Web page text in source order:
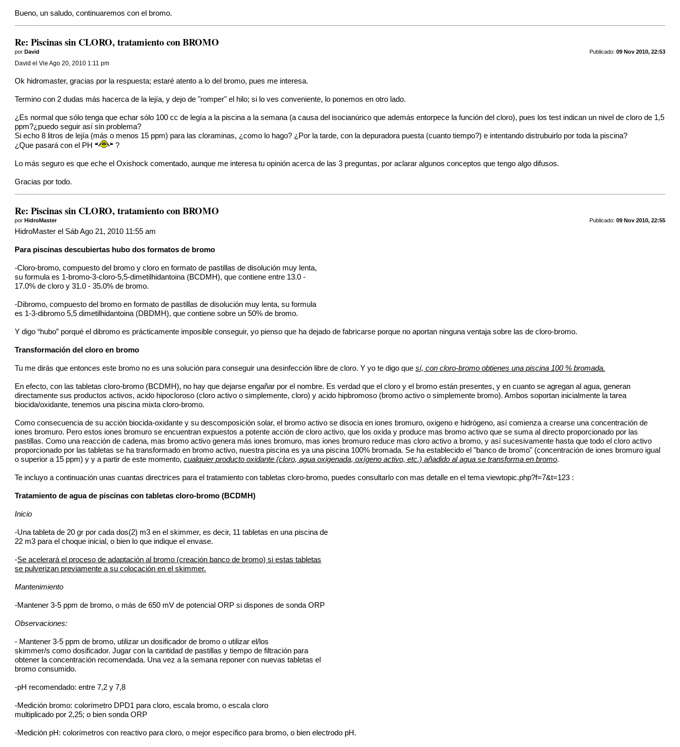
Bueno, un saludo, continuaremos con el bromo.
Re: Piscinas sin CLORO, tratamiento con BROMO
Publicado: 09 Nov 2010, 22:53
por David
David el Vie Ago 20, 2010 1:11 pm
Ok hidromaster, gracias por la respuesta; estaré atento a lo del bromo, pues me interesa.
Termino con 2 dudas más hacerca de la lejía, y dejo de "romper" el hilo; si lo ves conveniente, lo ponemos en otro lado.
¿Es normal que sólo tenga que echar sólo 100 cc de legía a la piscina a la semana (a causa del isocianúrico que además entorpece la función del cloro), pues los test indican un nivel de cloro de 1,5
ppm?¿puedo seguir así sin problema?
Si echo 8 litros de lejía (más o menos 15 ppm) para las cloraminas, ¿como lo hago? ¿Por la tarde, con la depuradora puesta (cuanto tiempo?) e intentando distrubuirlo por toda la piscina?
¿Que pasará con el PH
?
Lo más seguro es que eche el Oxishock comentado, aunque me interesa tu opinión acerca de las 3 preguntas, por aclarar algunos conceptos que tengo algo difusos.
Gracias por todo.
Re: Piscinas sin CLORO, tratamiento con BROMO
Publicado: 09 Nov 2010, 22:55
por HidroMaster
HidroMaster el Sáb Ago 21, 2010 11:55 am
Para piscinas descubiertas hubo dos formatos de bromo
-Cloro-bromo, compuesto del bromo y cloro en formato de pastillas de disolución muy lenta,
su formula es 1-bromo-3-cloro-5,5-dimetilhidantoina (BCDMH), que contiene entre 13.0 -
17.0% de cloro y 31.0 - 35.0% de bromo.
-Dibromo, compuesto del bromo en formato de pastillas de disolución muy lenta, su formula
es 1-3-dibromo 5,5 dimetilhidantoina (DBDMH), que contiene sobre un 50% de bromo.
Y digo “hubo” porqué el dibromo es prácticamente imposible conseguir, yo pienso que ha dejado de fabricarse porque no aportan ninguna ventaja sobre las de cloro-bromo.
Transformación del cloro en bromo
Tu me dirás que entonces este bromo no es una solución para conseguir una desinfección libre de cloro. Y yo te digo quesí, con cloro-bromo obtienes una piscina 100 % bromada.
En efecto, con las tabletas cloro-bromo (BCDMH), no hay que dejarse engañar por el nombre. Es verdad que el cloro y el bromo están presentes, y en cuanto se agregan al agua, generan
directamente sus productos activos, acido hipocloroso (cloro activo o simplemente, cloro) y acido hipbromoso (bromo activo o simplemente bromo). Ambos soportan inicialmente la tarea
biocida/oxidante, tenemos una piscina mixta cloro-bromo.
Como consecuencia de su acción biocida-oxidante y su descomposición solar, el bromo activo se disocia en iones bromuro, oxigeno e hidrógeno, así comienza a crearse una concentración de
iones bromuro. Pero estos iones bromuro se encuentran expuestos a potente acción de cloro activo, que los oxida y produce mas bromo activo que se suma al directo proporcionado por las
pastillas. Como una reacción de cadena, mas bromo activo genera más iones bromuro, mas iones bromuro reduce mas cloro activo a bromo, y así sucesivamente hasta que todo el cloro activo
proporcionado por las tabletas se ha transformado en bromo activo, nuestra piscina es ya una piscina 100% bromada. Se ha establecido el "banco de bromo" (concentración de iones bromuro igual
o superior a 15 ppm) y y a partir de este momento,cualquier producto oxidante (cloro, agua oxigenada, oxígeno activo, etc.) añadido al agua se transforma en bromo.
Te incluyo a continuación unas cuantas directrices para el tratamiento con tabletas cloro-bromo, puedes consultarlo con mas detalle en el temaviewtopic.php?f=7&t=123 :
Tratamiento de agua de piscinas con tabletas cloro-bromo (BCDMH)
Inicio
-Una tableta de 20 gr por cada dos(2) m3 en el skimmer, es decir, 11 tabletas en una piscina de
22 m3 para el choque inicial, o bien lo que indique el envase.
-Se acelerará el proceso de adaptación al bromo (creación banco de bromo) si estas tabletas
se pulverizan previamente a su colocación en el skimmer.
Mantenimiento
-Mantener 3-5 ppm de bromo, o más de 650 mV de potencial ORP si dispones de sonda ORP
Observaciones:
- Mantener 3-5 ppm de bromo, utilizar un dosificador de bromo o utilizar el/los
skimmer/s como dosificador. Jugar con la cantidad de pastillas y tiempo de filtración para
obtener la concentración recomendada. Una vez a la semana reponer con nuevas tabletas el
bromo consumido.
-pH recomendado: entre 7,2 y 7,8
-Medición bromo: colorímetro DPD1 para cloro, escala bromo, o escala cloro
multiplicado por 2,25; o bien sonda ORP
-Medición pH: colorímetros con reactivo para cloro, o mejor específico para bromo, o bien electrodo pH.